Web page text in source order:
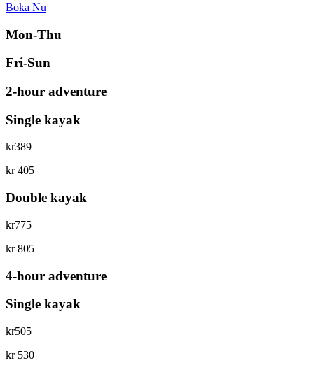
Boka Nu
Mon-Thu
Fri-Sun
2-hour adventure
Single kayak
kr389
kr 405
Double kayak
kr775
kr 805
4-hour adventure
Single kayak
kr505
kr 530